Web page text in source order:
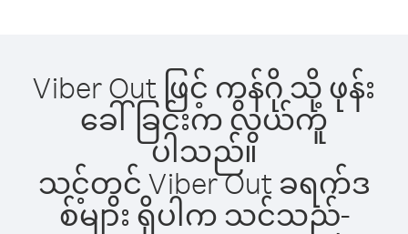
Viber Out ဖြင့် ကွန်ဂို သို့ ဖုန်း
ခေါ်ခြင်းက လွယ်ကူ
ပါသည်။
သင့်တွင် Viber Out ခရက်ဒ
စ်များ ရှိပါက သင်သည်-